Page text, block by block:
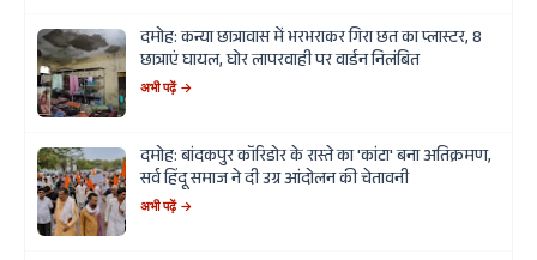
दमोह: कन्या छात्रावास में भरभराकर गिरा छत का प्लास्टर, 8
छात्राएं घायल, घोर लापरवाही पर वार्डन निलंबित
अभी पढ़ें →
दमोह: बांदकपुर कॉरिडोर के रास्ते का 'कांटा' बना अतिक्रमण,
सर्व हिंदू समाज ने दी उग्र आंदोलन की चेतावनी
अभी पढ़ें →